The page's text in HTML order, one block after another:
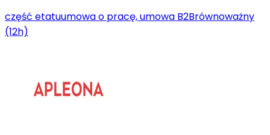
część etatuumowa o pracę, umowa B2Brównoważny
(12h)